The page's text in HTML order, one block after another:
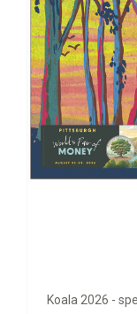
Koala 2026 -